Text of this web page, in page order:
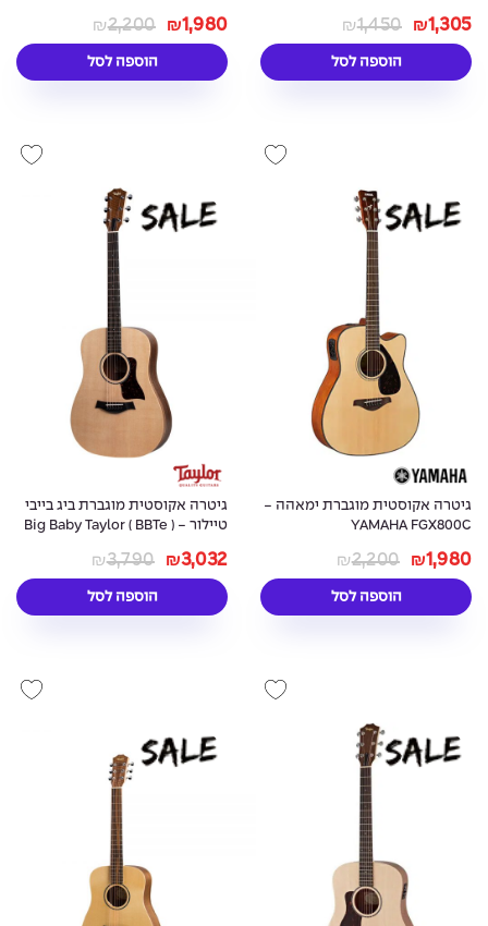
₪1,450 ₪1,305
הוספה לסל
₪2,200 ₪1,980
הוספה לסל
גיטרה אקוסטית מוגברת ימאהה -
YAMAHA FGX800C
₪2,200 ₪1,980
הוספה לסל
גיטרה אקוסטית מוגברת ביג בייבי
טיילור - Big Baby Taylor ( BBTe )
₪3,790 ₪3,032
הוספה לסל